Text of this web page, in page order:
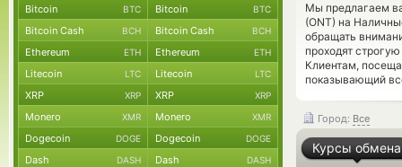
Мы предлагаем
(ONT) на
обращать
проходят
Клиентам,
показывающий
Город: Все
Курсы обмена
Bitcoin BTC Bitcoin BTC
Bitcoin Cash BCH Bitcoin Cash BCH
Ethereum ETH Ethereum ETH
Litecoin LTC Litecoin LTC
XRP XRP XRP XRP
Monero XMR Monero XMR
Dogecoin DOGE Dogecoin DOGE
Dash DASH Dash DASH